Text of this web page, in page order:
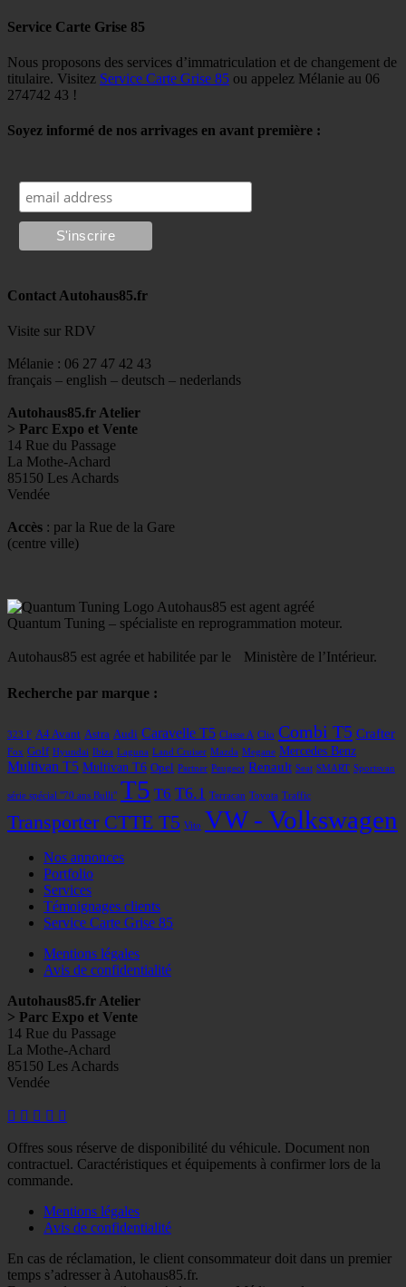
Service Carte Grise 85
Nous proposons des services d’immatriculation et de changement de
titulaire. Visitez Service Carte Grise 85 ou appelez Mélanie au 06
274742 43 !
Soyez informé de nos arrivages en avant première :
Contact Autohaus85.fr
Visite sur RDV
Mélanie : 06 27 47 42 43
français – english – deutsch – nederlands
Autohaus85.fr Atelier
> Parc Expo et Vente
14 Rue du Passage
La Mothe-Achard
85150 Les Achards
Vendée
Accès : par la Rue de la Gare
(centre ville)
Autohaus85 est agent agréé
Quantum Tuning – spécialiste en reprogrammation moteur.
Autohaus85 est agrée et habilitée par le Ministère de l’Intérieur.
Recherche par marque :
323 F A4 Avant Astra Audi Caravelle T5 Classe A Clio Combi T5 Crafter
Fox Golf Hyundai Ibiza Laguna Land Cruiser Mazda Megane Mercedes Benz
Multivan T5 Multivan T6 Opel Partner Peugeot Renault Seat SMART Sportsvan
série spécial "70 ans Bulli" T5 T6 T6.1 Terracan Toyota Traffic
Transporter CTTE T5 Vito VW - Volkswagen
Nos annonces
Portfolio
Services
Témoignages clients
Service Carte Grise 85
Mentions légales
Avis de confidentialité
Autohaus85.fr Atelier
> Parc Expo et Vente
14 Rue du Passage
La Mothe-Achard
85150 Les Achards
Vendée
Facebook
Googleplus
E- Instagram
Offres sous réserve de disponibilité du véhicule. Document non
contractuel. Caractéristiques et équipements à confirmer lors de la
commande.
Mentions légales
Avis de confidentialité
En cas de réclamation, le client consommateur doit dans un premier
temps s’adresser à Autohaus85.fr.